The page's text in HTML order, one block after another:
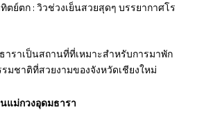
ตย์ตก : วิวช่วงเย็นสวยสุดๆ บรรยากาศโร
าราเป็นสถานที่ที่เหมาะสำหรับการมาพัก
มชาติที่สวยงามของจังหวัดเชียงใหม่
แม่กวงอุดมธารา